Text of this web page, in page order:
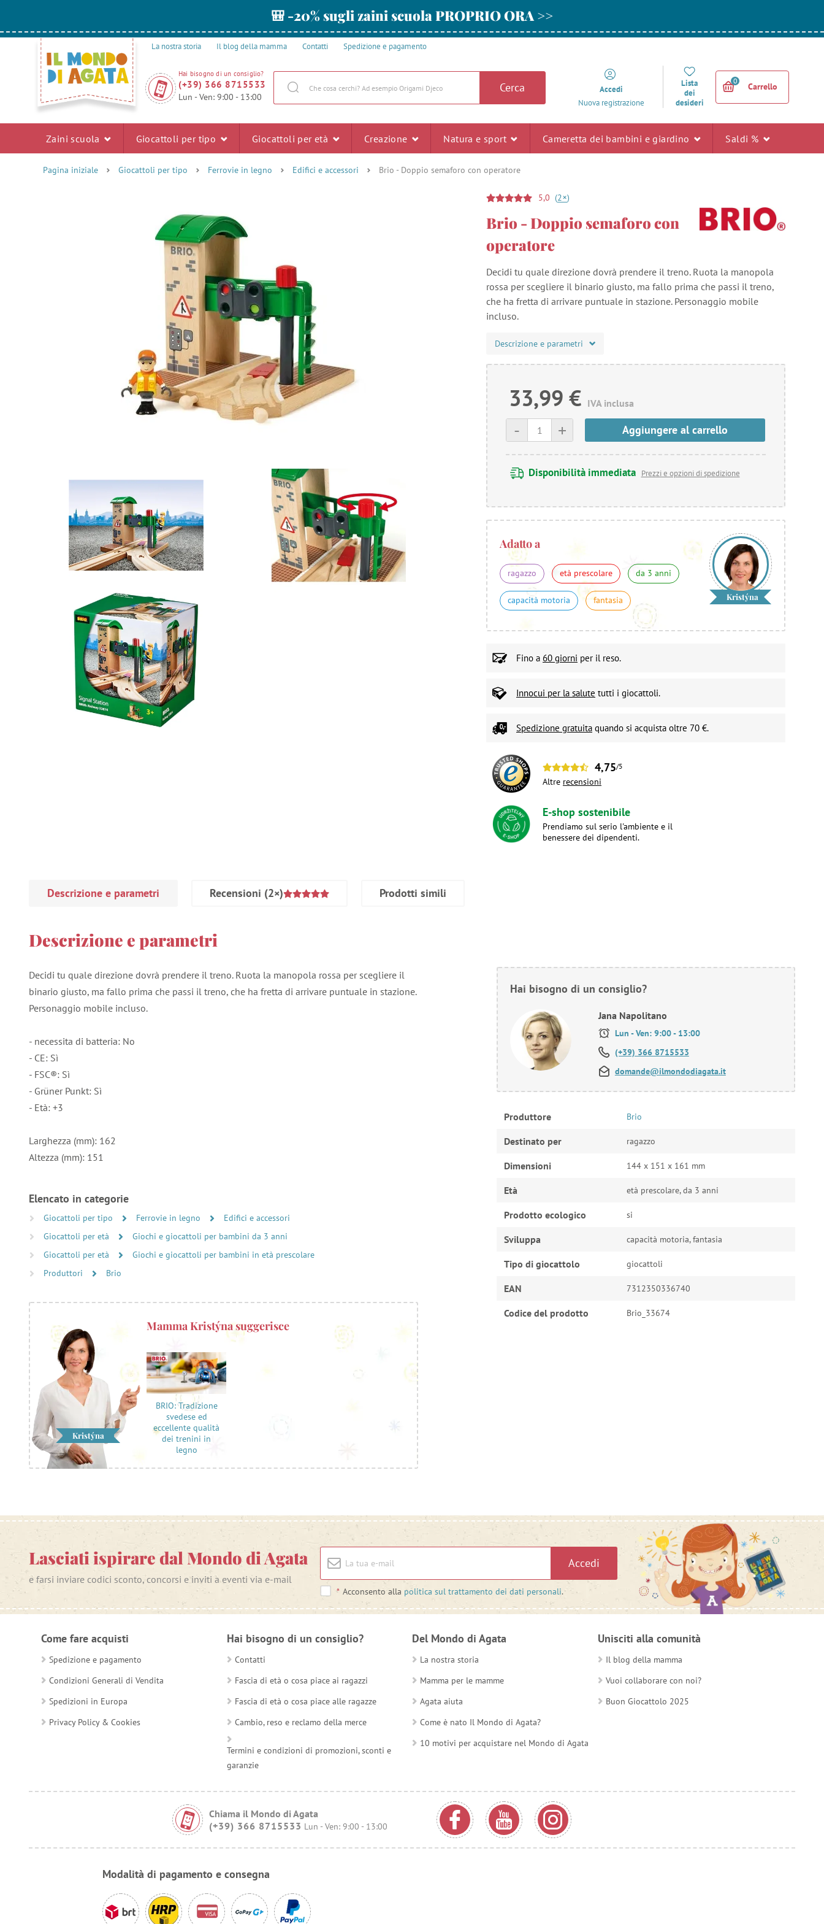
🎒 -20% sugli zaini scuola PROPRIO ORA >>
La nostra storia Il blog della mamma Contatti Spedizione e pagamento
Hai bisogno di un consiglio?
(+39) 366 8715533
Lun - Ven: 9:00 - 13:00
Cerca
Accedi
Nuova registrazione
Lista
dei
desideri
0
Carrello
Zaini scuola Giocattoli per tipo Giocattoli per età Creazione Natura e sport Cameretta dei bambini e giardino Saldi %
Pagina iniziale Giocattoli per tipo Ferrovie in legno Edifici e accessori Brio - Doppio semaforo con operatore
5,0 (2+)
Brio - Doppio semaforo con
operatore
Decidi tu quale direzione dovrà prendere il treno. Ruota la manopola
rossa per scegliere il binario giusto, ma fallo prima che passi il treno,
che ha fretta di arrivare puntuale in stazione. Personaggio mobile
incluso.
Descrizione e parametri
33,99 € IVA inclusa
+
- Aggiungere al carrello
Disponibilità immediata Prezzi e opzioni di spedizione
Adatto a
ragazzo età prescolare da 3 anni
capacità motoria fantasia Kristýna
Fino a 60 giorni per il reso.
Innocui per la salute tutti i giocattoli.
Spedizione gratuita quando si acquista oltre 70 €.
4,75/5
Altre recensioni
E-shop sostenibile
Prendiamo sul serio l'ambiente e il
benessere dei dipendenti.
Descrizione e parametri Recensioni (2×) Prodotti simili
Descrizione e parametri
Decidi tu quale direzione dovrà prendere il treno. Ruota la manopola rossa per scegliere il
binario giusto, ma fallo prima che passi il treno, che ha fretta di arrivare puntuale in stazione.
Personaggio mobile incluso.
- necessita di batteria: No
- CE: Sì
- FSC®: Sì
- Grüner Punkt: Sì
- Età: +3
Larghezza (mm): 162
Altezza (mm): 151
Elencato in categorie
Giocattoli per tipo Ferrovie in legno
Edifici e accessori
Giocattoli per età
Giochi e giocattoli per bambini da 3 anni
Giocattoli per età
Giochi e giocattoli per bambini in età prescolare
Produttori
Brio
Kristýna
Mamma Kristýna suggerisce
BRIO: Tradizione
svedese ed
eccellente qualità
dei trenini in
legno
Hai bisogno di un consiglio?
Jana Napolitano
Lun - Ven: 9:00 - 13:00
(+39) 366 8715533
domande@ilmondodiagata.it
Produttore Brio
Destinato per ragazzo
Dimensioni 144 x 151 x 161 mm
Età età prescolare, da 3 anni
Prodotto ecologico si
Sviluppa capacità motoria, fantasia
Tipo di giocattolo giocattoli
EAN 7312350336740
Codice del prodotto Brio_33674
Lasciati ispirare dal Mondo di Agata
e farsi inviare codici sconto, concorsi e inviti a eventi via e-mail
Accedi
* Acconsento alla politica sul trattamento dei dati personali.
Come fare acquisti
Spedizione e pagamento
Condizioni Generali di Vendita
Spedizioni in Europa
Privacy Policy & Cookies
Hai bisogno di un consiglio?
Contatti
Fascia di età o cosa piace ai ragazzi
Fascia di età o cosa piace alle ragazze
Cambio, reso e reclamo della merce
Termini e condizioni di promozioni, sconti e
garanzie
Del Mondo di Agata
La nostra storia
Mamma per le mamme
Agata aiuta
Come è nato Il Mondo di Agata?
10 motivi per acquistare nel Mondo di Agata
Unisciti alla comunità
Il blog della mamma
Vuoi collaborare con noi?
Buon Giocattolo 2025
Chiama il Mondo di Agata
(+39) 366 8715533 Lun - Ven: 9:00 - 13:00
Modalità di pagamento e consegna